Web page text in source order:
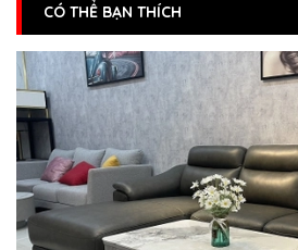
CÓ THỂ BẠN THÍCH